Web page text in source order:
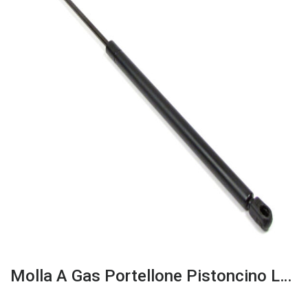
Molla A Gas Portellone Pistoncino Land Rover Defender 1990-2016